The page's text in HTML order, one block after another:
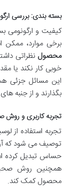
بسته بندی: بررسی
کیفیت و ارگونومی
برخی موارد،
محصول نظراتی
خوبی کار نکند یا
این مسائل جزئی
بگذارند و از جنبه
تجربه کاربری و روش
تجربه استفاده از
توصیف می شود که
حساس تبدیل کرده
همچنین روش صحیح
محصول کمک کند.